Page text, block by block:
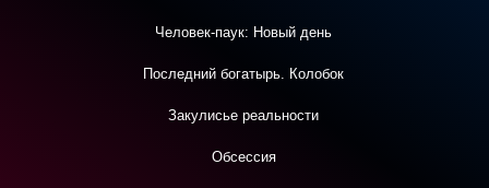
Человек-паук: Новый день
Последний богатырь. Колобок
Закулисье реальности
Обсессия